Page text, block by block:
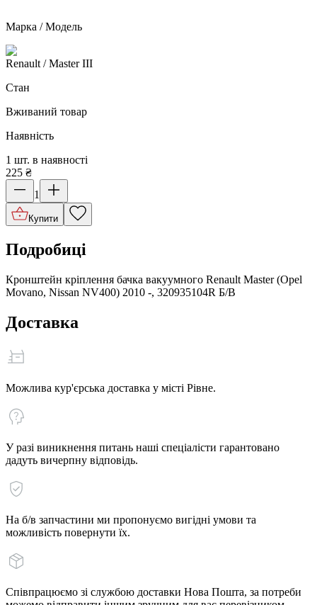
Марка / Модель
Renault / Master III
Стан
Вживаний товар
Наявність
1 шт. в наявності
225 ₴
1
Купити
Подробиці
Кронштейн кріплення бачка вакуумного Renault Master (Opel
Movano, Nissan NV400) 2010 -, 320935104R Б/В
Доставка
Можлива кур'єрська доставка у місті Рівне.
У разі виникнення питань наші спеціалісти гарантовано
дадуть вичерпну відповідь.
На б/в запчастини ми пропонуємо вигідні умови та
можливість повернути їх.
Співпрацюємо зі службою доставки Нова Пошта, за потреби